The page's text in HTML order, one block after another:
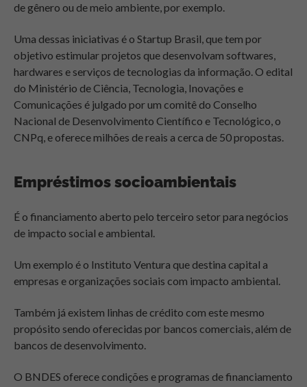
de gênero ou de meio ambiente, por exemplo.
Uma dessas iniciativas é o Startup Brasil, que tem por
objetivo estimular projetos que desenvolvam softwares,
hardwares e serviços de tecnologias da informação. O edital
do Ministério de Ciência, Tecnologia, Inovações e
Comunicações é julgado por um comitê do Conselho
Nacional de Desenvolvimento Científico e Tecnológico, o
CNPq, e oferece milhões de reais a cerca de 50 propostas.
Empréstimos socioambientais
É o financiamento aberto pelo terceiro setor para negócios
de impacto social e ambiental.
Um exemplo é o Instituto Ventura que destina capital a
empresas e organizações sociais com impacto ambiental.
Também já existem linhas de crédito com este mesmo
propósito sendo oferecidas por bancos comerciais, além de
bancos de desenvolvimento.
O BNDES oferece condições e programas de financiamento